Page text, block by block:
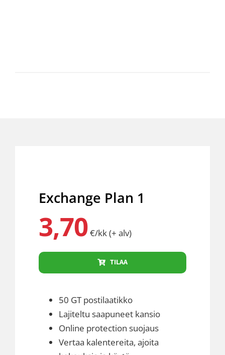
Exchange Plan 1
3,70€/kk (+ alv)
TILAA
50 GT postilaatikko
Lajiteltu saapuneet kansio
Online protection suojaus
Vertaa kalentereita, ajoita